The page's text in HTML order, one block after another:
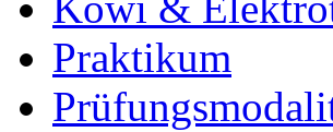
Praktikum